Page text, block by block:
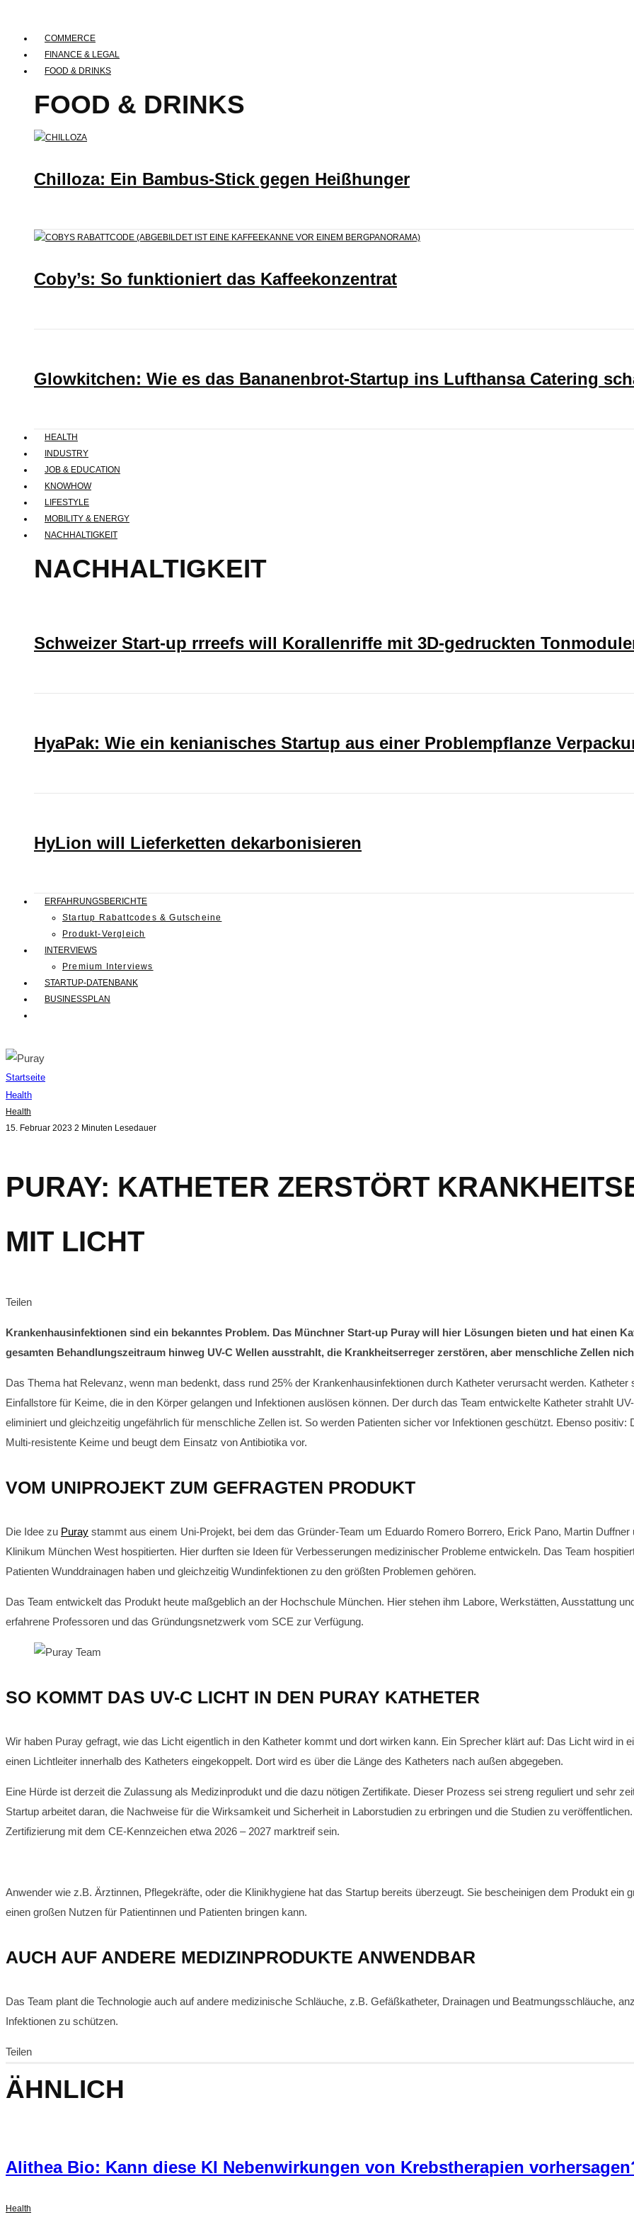
COMMERCE
FINANCE & LEGAL
FOOD & DRINKS
FOOD & DRINKS
Chilloza: Ein Bambus-Stick gegen Heißhunger
Coby’s: So funktioniert das Kaffeekonzentrat
Glowkitchen: Wie es das Bananenbrot-Startup ins Lufthansa Catering
HEALTH
INDUSTRY
JOB & EDUCATION
KNOWHOW
LIFESTYLE
MOBILITY & ENERGY
NACHHALTIGKEIT
NACHHALTIGKEIT
Schweizer Start-up rrreefs will Korallenriffe mit 3D-gedruckten
HyaPak: Wie ein kenianisches Startup aus einer Problempflanze
HyLion will Lieferketten dekarbonisieren
ERFAHRUNGSBERICHTE
Startup Rabattcodes & Gutscheine
Produkt-Vergleich
INTERVIEWS
Premium Interviews
STARTUP-DATENBANK
BUSINESSPLAN
Startseite
Health
Health
15. Februar 2023 2 Minuten Lesedauer
PURAY: KATHETER ZERSTÖRT
MIT LICHT
Teilen
Krankenhausinfektionen sind ein bekanntes Problem. Das Münchner Start-up Puray will hier Lösungen bieten und hat einen
gesamten Behandlungszeitraum hinweg UV-C Wellen ausstrahlt, die Krankheitserreger zerstören, aber menschliche Zellen
Das Thema hat Relevanz, wenn man bedenkt, dass rund 25% der Krankenhausinfektionen durch Katheter verursacht werden.
Einfallstore für Keime, die in den Körper gelangen und Infektionen auslösen können. Der durch das Team entwickelte Katheter strahlt
eliminiert und gleichzeitig ungefährlich für menschliche Zellen ist. So werden Patienten sicher vor Infektionen geschützt. Ebenso
Multi-resistente Keime und beugt dem Einsatz von Antibiotika vor.
VOM UNIPROJEKT ZUM GEFRAGTEN PRODUKT
Die Idee zu Puray stammt aus einem Uni-Projekt, bei dem das Gründer-Team um Eduardo Romero Borrero, Erick Pano, Martin Duffner
Klinikum München West hospitierten. Hier durften sie Ideen für Verbesserungen medizinischer Probleme entwickeln. Das Team
Patienten Wunddrainagen haben und gleichzeitig Wundinfektionen zu den größten Problemen gehören.
Das Team entwickelt das Produkt heute maßgeblich an der Hochschule München. Hier stehen ihm Labore, Werkstätten, Ausstattung
erfahrene Professoren und das Gründungsnetzwerk vom SCE zur Verfügung.
SO KOMMT DAS UV-C LICHT IN DEN PURAY KATHETER
Wir haben Puray gefragt, wie das Licht eigentlich in den Katheter kommt und dort wirken kann. Ein Sprecher klärt auf: Das Licht wird in
einen Lichtleiter innerhalb des Katheters eingekoppelt. Dort wird es über die Länge des Katheters nach außen abgegeben.
Eine Hürde ist derzeit die Zulassung als Medizinprodukt und die dazu nötigen Zertifikate. Dieser Prozess sei streng reguliert und sehr
Startup arbeitet daran, die Nachweise für die Wirksamkeit und Sicherheit in Laborstudien zu erbringen und die Studien zu
Zertifizierung mit dem CE-Kennzeichen etwa 2026 – 2027 marktreif sein.
Anwender wie z.B. Ärztinnen, Pflegekräfte, oder die Klinikhygiene hat das Startup bereits überzeugt. Sie bescheinigen dem Produkt ein
einen großen Nutzen für Patientinnen und Patienten bringen kann.
AUCH AUF ANDERE MEDIZINPRODUKTE ANWENDBAR
Das Team plant die Technologie auch auf andere medizinische Schläuche, z.B. Gefäßkatheter, Drainagen und Beatmungsschläuche,
Infektionen zu schützen.
Teilen
ÄHNLICH
Alithea Bio: Kann diese KI Nebenwirkungen von Krebstherapien
Health